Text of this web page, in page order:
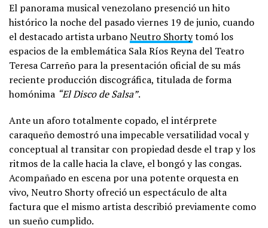
El panorama musical venezolano presenció un hito
histórico la noche del pasado viernes 19 de junio, cuando
el destacado artista urbanoNeutro Shortytomó los
espacios de la emblemática Sala Ríos Reyna del Teatro
Teresa Carreño para la presentación oficial de su más
reciente producción discográfica, titulada de forma
homónima “El Disco de Salsa”.
Ante un aforo totalmente copado, el intérprete
caraqueño demostró una impecable versatilidad vocal y
conceptual al transitar con propiedad desde el trap y los
ritmos de la calle hacia la clave, el bongó y las congas.
Acompañado en escena por una potente orquesta en
vivo, Neutro Shorty ofreció un espectáculo de alta
factura que el mismo artista describió previamente como
un sueño cumplido.